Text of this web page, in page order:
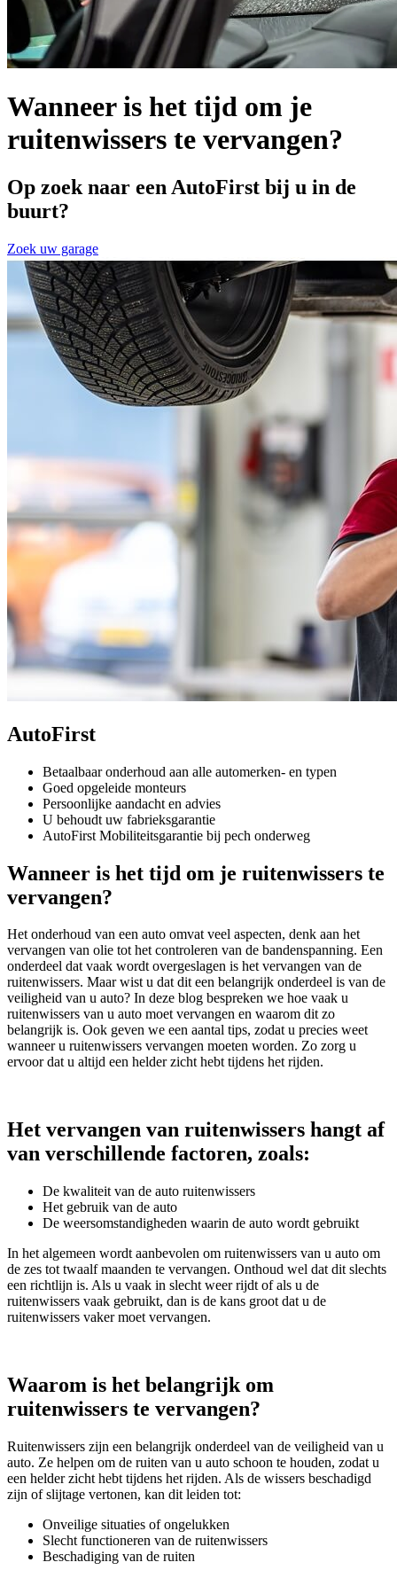
Wanneer is het tijd om je
ruitenwissers te vervangen?
Op zoek naar een AutoFirst bij u in de
buurt?
Zoek uw garage
AutoFirst
Betaalbaar onderhoud aan alle automerken- en typen
Goed opgeleide monteurs
Persoonlijke aandacht en advies
U behoudt uw fabrieksgarantie
AutoFirst Mobiliteitsgarantie bij pech onderweg
Wanneer is het tijd om je ruitenwissers te
vervangen?
Het onderhoud van een auto omvat veel aspecten, denk aan het
vervangen van olie tot het controleren van de bandenspanning. Een
onderdeel dat vaak wordt overgeslagen is het vervangen van de
ruitenwissers. Maar wist u dat dit een belangrijk onderdeel is van de
veiligheid van u auto? In deze blog bespreken we hoe vaak u
ruitenwissers van u auto moet vervangen en waarom dit zo
belangrijk is. Ook geven we een aantal tips, zodat u precies weet
wanneer u ruitenwissers vervangen moeten worden. Zo zorg u
ervoor dat u altijd een helder zicht hebt tijdens het rijden.
Het vervangen van ruitenwissers hangt af
van verschillende factoren, zoals:
De kwaliteit van de auto ruitenwissers
Het gebruik van de auto
De weersomstandigheden waarin de auto wordt gebruikt
In het algemeen wordt aanbevolen om ruitenwissers van u auto om
de zes tot twaalf maanden te vervangen. Onthoud wel dat dit slechts
een richtlijn is. Als u vaak in slecht weer rijdt of als u de
ruitenwissers vaak gebruikt, dan is de kans groot dat u de
ruitenwissers vaker moet vervangen.
Waarom is het belangrijk om
ruitenwissers te vervangen?
Ruitenwissers zijn een belangrijk onderdeel van de veiligheid van u
auto. Ze helpen om de ruiten van u auto schoon te houden, zodat u
een helder zicht hebt tijdens het rijden. Als de wissers beschadigd
zijn of slijtage vertonen, kan dit leiden tot:
Onveilige situaties of ongelukken
Slecht functioneren van de ruitenwissers
Beschadiging van de ruiten